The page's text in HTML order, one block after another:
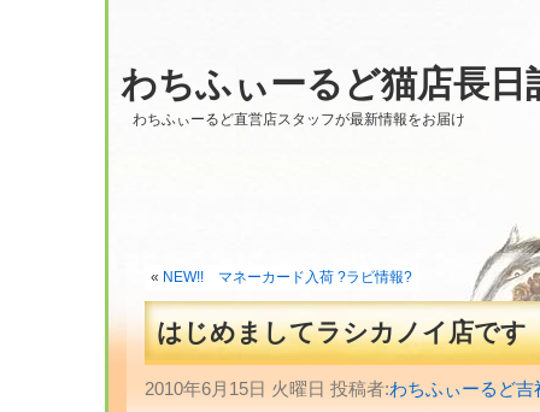
わちふぃーるど猫店長日
わちふぃーるど直営店スタッフが最新情報をお届け
« NEW!! マネーカード入荷 ?ラビ情報?
はじめましてラシカノイ店です
2010年6月15日 火曜日 投稿者:わちふぃーるど